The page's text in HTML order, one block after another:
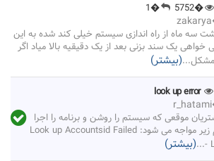
�5752
�1
zakarya
سه ماه از راه اندازی سیستم خیلی کند شده به این
یک سند بزنی بعد از یک دقیقیه بالا میاد اگر
مشکل...(بیشتر)
look up error
r_hatami
موقعی که سیستم را روشن و برنامه را اجرا
می نماید، با پیغام زیر مواجه می شود: Look up Accountsid Failed
-
...(بیشتر)